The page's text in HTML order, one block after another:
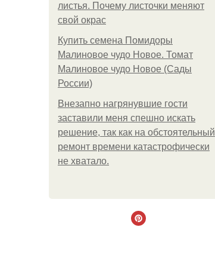
листья. Почему листочки меняют
свой окрас
Купить семена Помидоры
Малиновое чудо Новое. Томат
Малиновое чудо Новое (Сады
России)
Внезапно нагрянувшие гости
заставили меня спешно искать
решение, так как на обстоятельный
ремонт времени катастрофически
не хватало.